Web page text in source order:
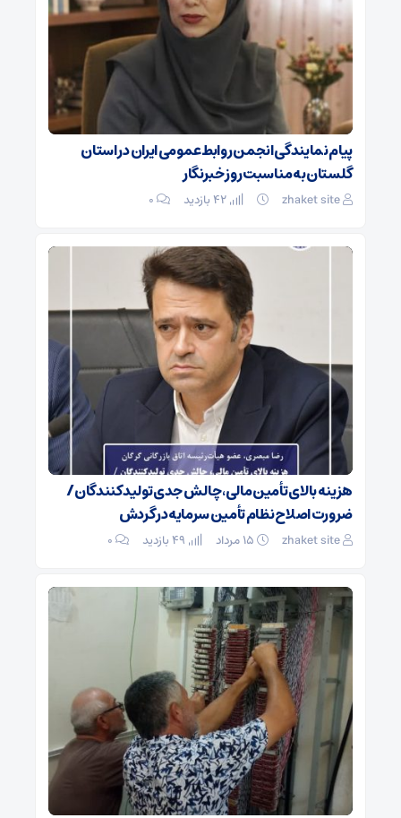
پیام نمایندگی انجمن روابط‌عمومی ایران در استان
گلستان به مناسبت روز خبرنگار
zhaket site ۰
هزینه بالای تأمین مالی، چالش جدی تولیدکنندگان /
ضرورت اصلاح نظام تأمین سرمایه در گردش
zhaket site ۰